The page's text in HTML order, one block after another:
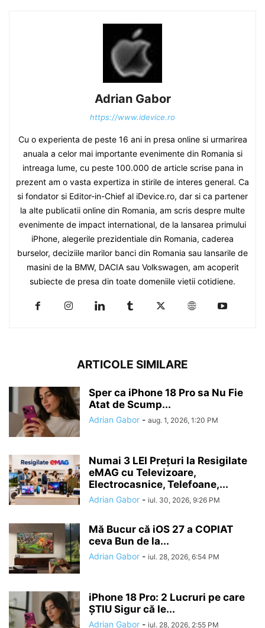
Adrian Gabor
https://www.idevice.ro
Cu o experienta de peste 16 ani in presa online si urmarirea
anuala a celor mai importante evenimente din Romania si
intreaga lume, cu peste 100.000 de article scrise pana in
prezent am o vasta expertiza in stirile de interes general. Ca
si fondator si Editor-in-Chief al iDevice.ro, dar si ca partener
la alte publicatii online din Romania, am scris despre multe
evenimente de impact international, de la lansarea primului
iPhone, alegerile prezidentiale din Romania, caderea
burselor, deciziile marilor banci din Romania sau lansarile de
masini de la BMW, DACIA sau Volkswagen, am acoperit
subiecte de presa din toate domeniile vietii cotidiene.
ARTICOLE SIMILARE
Sper ca iPhone 18 Pro sa Nu Fie
Atat de Scump...
Adrian Gabor - aug. 1, 2026, 1:20 PM
Numai 3 LEI Prețuri la Resigilate
eMAG cu Televizoare,
Electrocasnice, Telefoane,...
Adrian Gabor - iul. 30, 2026, 9:26 PM
Mă Bucur că iOS 27 a COPIAT
ceva Bun de la...
Adrian Gabor - iul. 28, 2026, 6:54 PM
iPhone 18 Pro: 2 Lucruri pe care
ȘTIU Sigur că le...
Adrian Gabor - iul. 28, 2026, 2:55 PM